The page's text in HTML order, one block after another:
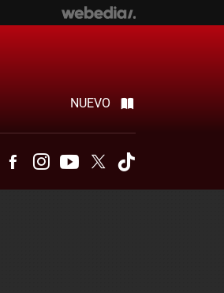
NUEVO
TelegramFacebookInstagramYoutubeTwitter